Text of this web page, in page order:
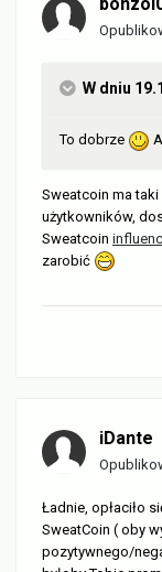
W dniu
To dobrze
Sweatcoin ma
użytkowników,
Sweatcoin
zarobić
iDante
Ładnie, opłaciło
SweatCoin ( oby
pozytywnego/